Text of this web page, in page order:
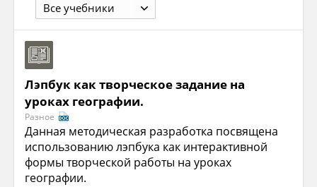
Все учебники
Лэпбук как творческое задание на
уроках географии.
Разное
Данная методическая разработка посвящена
использованию лэпбука как интерактивной
формы творческой работы на уроках
географии.